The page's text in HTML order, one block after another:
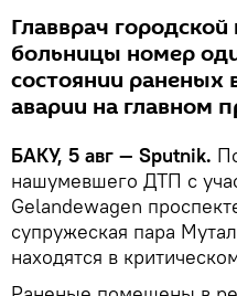
Главврач
больницы номер
состоянии раненых
аварии на главном
БАКУ, 5 авг — Sputnik.
нашумевшего ДТП с
Gelandewagen
супружеская пара
находятся в